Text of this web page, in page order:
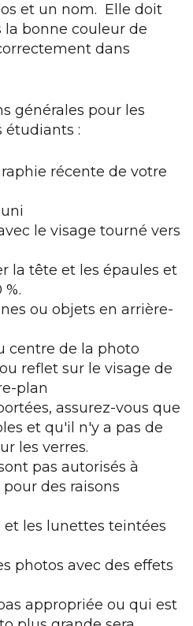
et un nom. Elle doit
bonne couleur de
dans
générales pour les
étudiants :
récente de votre
le visage tourné vers
la tête et les épaules et
ou objets en arrière-
centre de la photo
reflet sur le visage de
plan
assurez-vous que
et qu'il n'y a pas de
les verres.
pas autorisés à
des raisons
et les lunettes teintées
photos avec des effets
appropriée ou qui est